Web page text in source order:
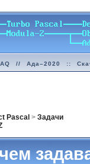
// Ада–2020 ::
Pascal > Задачи